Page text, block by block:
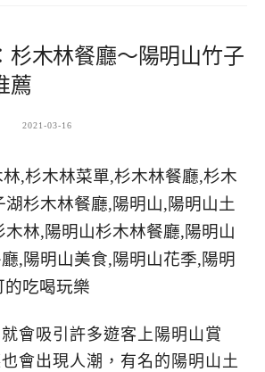
杉木林餐廳～陽明山竹子
薦
2021-03-16
會吸引許多遊客上陽明山賞
會出現人潮，有名的陽明山土